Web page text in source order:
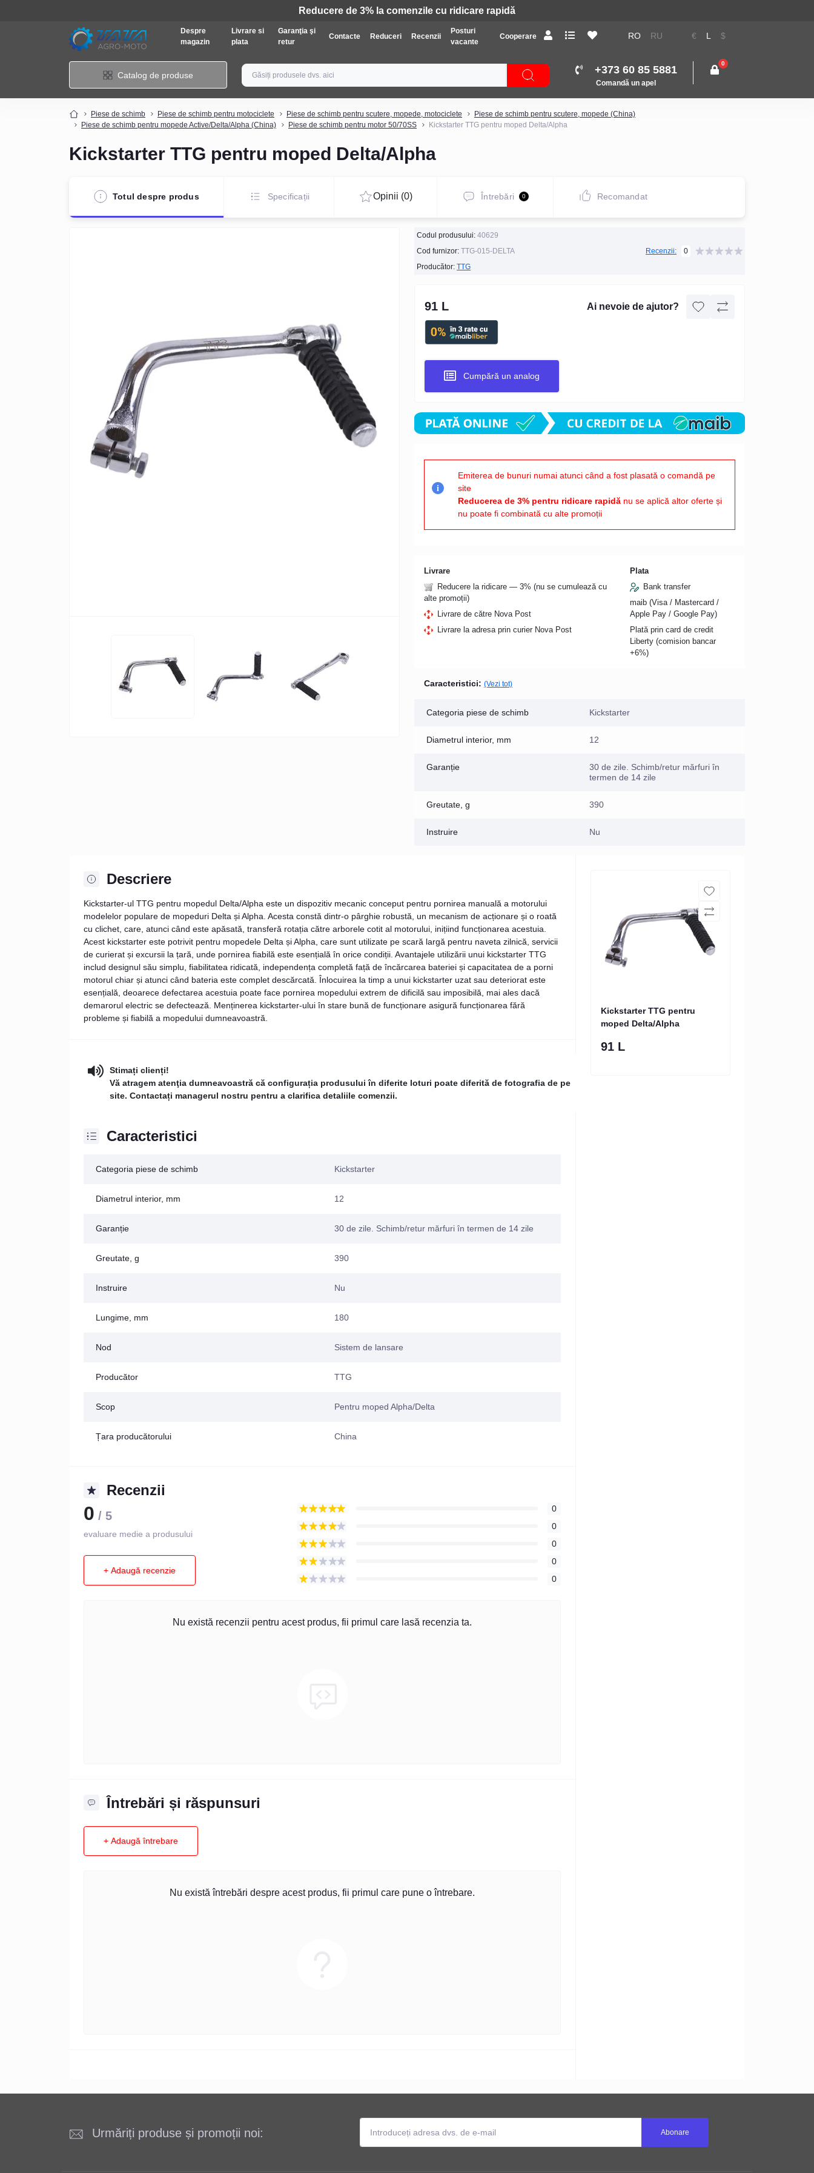
Tehnică: Livrare gratuită
Despre
magazin
Livrare si
plata
Garanţia şi
retur
Contacte Reduceri Recenzii
Posturi
vacante
Cooperare RO RU € L $
Catalog de produse +373 60 85 5881
Comandă un apel
0
Piese de schimb Piese de schimb pentru motociclete Piese de schimb pentru scutere, mopede, motociclete
Piese de schimb pentru scutere, mopede (China)
Piese de schimb pentru mopede Active/Delta/Alpha (China)
Piese de schimb pentru motor 50/70SS Kickstarter TTG pentru moped Delta/Alpha
Kickstarter TTG pentru moped Delta/Alpha
Totul despre produs Specificații Opinii (0) Întrebări 0 Recomandat
Codul produsului: 40629
Cod furnizor: TTG-015-DELTA
Producător: TTG
Recenzii: 0
91 L Ai nevoie de ajutor?
Cumpără un analog
i
Emiterea de bunuri numai atunci când a fost plasată o comandă pe
site
Reducerea de 3% pentru ridicare rapidănu se aplică altor oferte și
nu poate fi combinată cu alte promoții
Livrare
Reducere la ridicare — 3% (nu se cumulează cu
alte promoții)
Livrare de către Nova Post
Livrare la adresa prin curier Nova Post
Plata
Bank transfer
maib (Visa / Mastercard /
Apple Pay / Google Pay)
Plată prin card de credit
Liberty (comision bancar
+6%)
Caracteristici: (Vezi tot)
Categoria piese de schimb Kickstarter
Diametrul interior, mm 12
Garanție
30 de zile. Schimb/retur mărfuri în
termen de 14 zile
Greutate, g 390
Instruire Nu
Descriere
Kickstarter-ul TTG pentru mopedul Delta/Alpha este un dispozitiv mecanic conceput pentru pornirea manuală a motorului
modelelor populare de mopeduri Delta și Alpha. Acesta constă dintr-o pârghie robustă, un mecanism de acționare și o roată
cu clichet, care, atunci când este apăsată, transferă rotația către arborele cotit al motorului, inițiind funcționarea acestuia.
Acest kickstarter este potrivit pentru mopedele Delta și Alpha, care sunt utilizate pe scară largă pentru naveta zilnică, servicii
de curierat și excursii la țară, unde pornirea fiabilă este esențială în orice condiții. Avantajele utilizării unui kickstarter TTG
includ designul său simplu, fiabilitatea ridicată, independența completă față de încărcarea bateriei și capacitatea de a porni
motorul chiar și atunci când bateria este complet descărcată. Înlocuirea la timp a unui kickstarter uzat sau deteriorat este
esențială, deoarece defectarea acestuia poate face pornirea mopedului extrem de dificilă sau imposibilă, mai ales dacă
demarorul electric se defectează. Menținerea kickstarter-ului în stare bună de funcționare asigură funcționarea fără
probleme și fiabilă a mopedului dumneavoastră.
Stimați clienți!
Vă atragem atenţia dumneavoastră că configurația produsului în diferite loturi poate diferită de fotografia de pe
site. Contactați managerul nostru pentru a clarifica detaliile comenzii.
Caracteristici
Categoria piese de schimb Kickstarter
Diametrul interior, mm 12
Garanție 30 de zile. Schimb/retur mărfuri în termen de 14 zile
Greutate, g 390
Instruire Nu
Lungime, mm 180
Nod Sistem de lansare
Producător TTG
Scop Pentru moped Alpha/Delta
Țara producătorului China
Recenzii
0 / 5
evaluare medie a produsului
+ Adaugă recenzie
0
0
0
0
0
Nu există recenzii pentru acest produs, fii primul care lasă recenzia ta.
Întrebări și răspunsuri
+ Adaugă întrebare
Nu există întrebări despre acest produs, fii primul care pune o întrebare.
Kickstarter TTG pentru
moped Delta/Alpha
91 L
Urmăriți produse și promoții noi: Abonare